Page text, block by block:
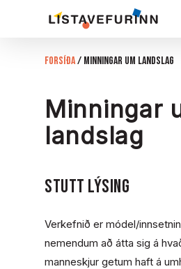
Forsíða/ Minningar um landslag
Minningar
landslag
STUTT LÝSING
Verkefnið er módel/
nemendum að átta sig á
manneskjur getum haft á